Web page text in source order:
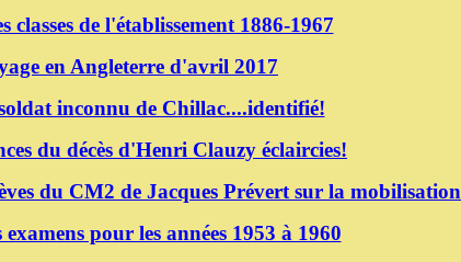
classes de l'établissement 1886-1967
en Angleterre d'avril 2017
inconnu de Chillac....identifié!
du décès d'Henri Clauzy éclaircies!
du CM2 de Jacques Prévert sur la
pour les années 1953 à 1960